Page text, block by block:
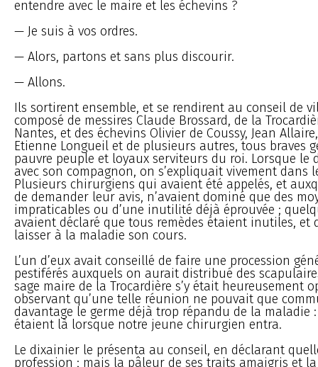
entendre avec le maire et les échevins ?
— Je suis à vos ordres.
— Alors, partons et sans plus discourir.
— Allons.
Ils sortirent ensemble, et se rendirent au conseil de
composé de messires Claude Brossard, de la
Nantes, et des échevins Olivier de Coussy, Jean
Etienne Longueil et de plusieurs autres, tous braves
pauvre peuple et loyaux serviteurs du roi. Lorsque le
avec son compagnon, on s’expliquait vivement dans
Plusieurs chirurgiens qui avaient été appelés, et
de demander leur avis, n’avaient dominé que des
impraticables ou d’une inutilité déjà éprouvée ;
avaient déclaré que tous remèdes étaient inutiles, et
laisser à la maladie son cours.
L’un d’eux avait conseillé de faire une procession
pestiférés auxquels on aurait distribué des
sage maire de la Trocardière s’y était heureusement
observant qu’une telle réunion ne pouvait que
davantage le germe déjà trop répandu de la maladie
étaient là lorsque notre jeune chirurgien entra.
Le dixainier le présenta au conseil, en déclarant
profession ; mais la pâleur de ses traits amaigris et